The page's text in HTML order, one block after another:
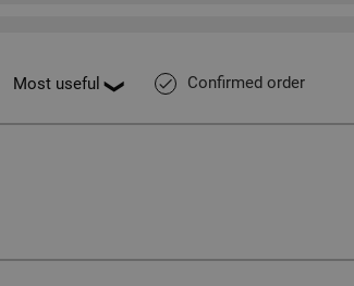
done Confirmed order